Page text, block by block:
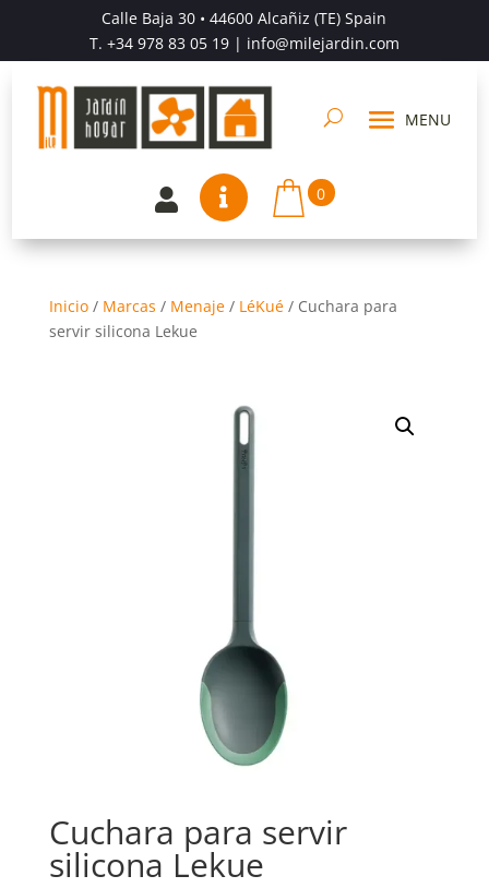
Calle Baja 30 • 44600 Alcañiz (TE) Spain
T. +34 978 83 05 19| info@milejardin.com
  0
Inicio/ Marcas / Menaje/ LéKué/ Cuchara para
servir silicona Lekue
Cuchara para servir
silicona Lekue